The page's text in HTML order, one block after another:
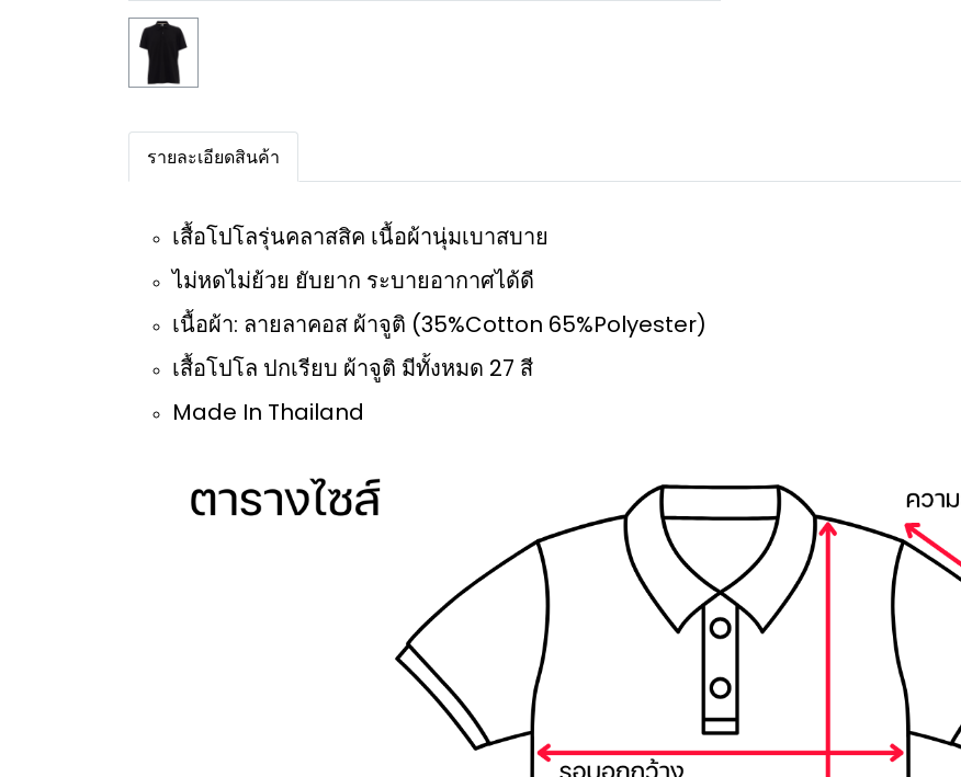
รายละเอียดสินค้า
เสื้อโปโลรุ่นคลาสสิค เนื้อผ้านุ่มเบาสบาย
ไม่หดไม่ย้วย ยับยาก ระบายอากาศได้ดี
เนื้อผ้า: ลายลาคอส ผ้าจูติ (35%Cotton 65%Polyester)
เสื้อโปโล ปกเรียบ ผ้าจูติ มีทั้งหมด 27 สี
Made In Thailand